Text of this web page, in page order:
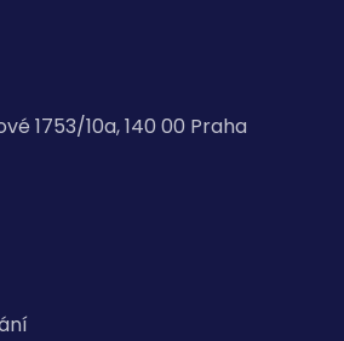
1753/10a, 140 00 Praha